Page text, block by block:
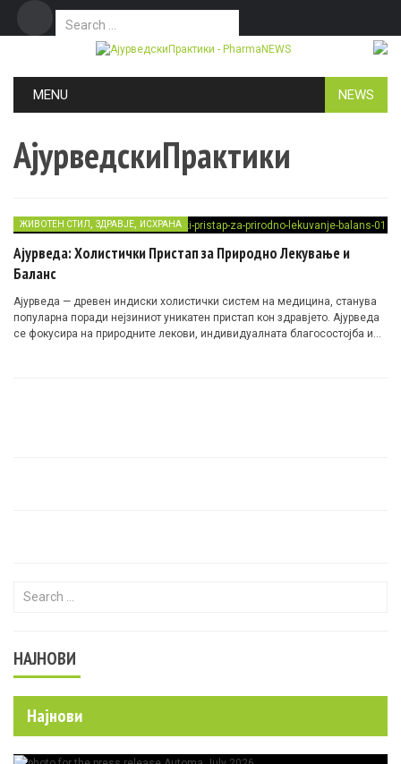
Search for:
MENU NEWS
АјурведскиПрактики
ЖИВОТЕН СТИЛ, ЗДРАВЈЕ, ИСХРАНА
Ајурведа: Холистички Пристап за Природно Лекување и
Баланс
Ајурведа — древен индиски холистички систем на медицина, станува
популарна поради нејзиниот уникатен пристап кон здравјето. Ајурведа
се фокусира на природните лекови, индивидуалната благосостојба и
Search for:
НАЈНОВИ
Најнови